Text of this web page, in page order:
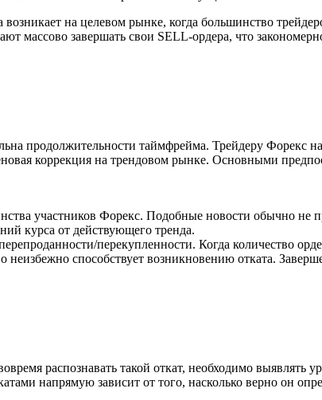
на целевом рынке, когда большинство
массово завершать свои SELL-ордера, что
продолжительности таймфрейма. Трейдеру Форекс
коррекция на трендовом рынке. Основными
участников Форекс. Подобные новости обычно не
курса от действующего тренда.
перекупленности. Когда количество
способствует возникновению отката.
распознавать такой откат, необходимо выявлять
напрямую зависит от того, насколько верно он